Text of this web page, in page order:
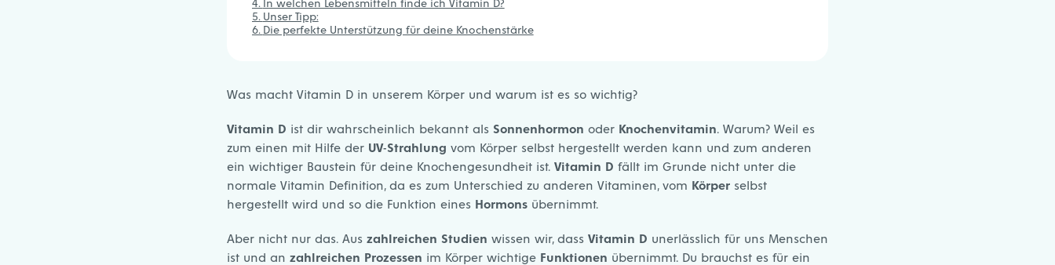
Unser Tipp:
Die perfekte Unterstützung für deine Knochenstärke
Was macht Vitamin D in unserem Körper und warum ist es so wichtig?
Vitamin D ist dir wahrscheinlich bekannt als Sonnenhormon oder Knochenvitamin . Warum? Weil es
zum einen mit Hilfe der UV-Strahlung vom Körper selbst hergestellt werden kann und zum anderen
ein wichtiger Baustein für deine Knochengesundheit ist. Vitamin D fällt im Grunde nicht unter die
normale Vitamin Definition, da es zum Unterschied zu anderen Vitaminen, vom Körperselbst
hergestellt wird und so die Funktion eines Hormonsübernimmt.
Aber nicht nur das. Aus zahlreichen Studien wissen wir, dass Vitamin D unerlässlich für uns Menschen
ist und an zahlreichen Prozessen im Körper wichtige Funktionen übernimmt. Du brauchst es für ein